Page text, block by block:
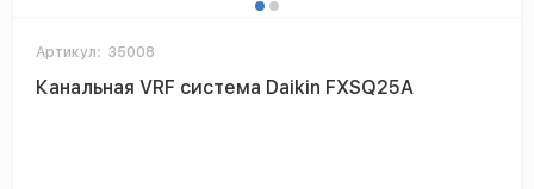
Артикул: 35008
Канальная VRF система Daikin FXSQ25A